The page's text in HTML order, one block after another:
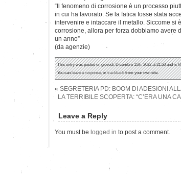
“Il fenomeno di corrosione è un processo
in cui ha lavorato. Se la fatica fosse stata
intervenire e intaccare il metallo. Siccome si
corrosione, allora per forza dobbiamo avere
un anno”
(da agenzie)
This entry was posted on giovedì, Dicembre 15th, 2022 at 21:50 and is
You canleave a response, ortrackbackfrom your own site.
« SEGRETERIA PD: BOOM DI ADESIONI
LA TERRIBILE SCOPERTA: “C’ERA UNA
Leave a Reply
You must be logged in to post a comment.